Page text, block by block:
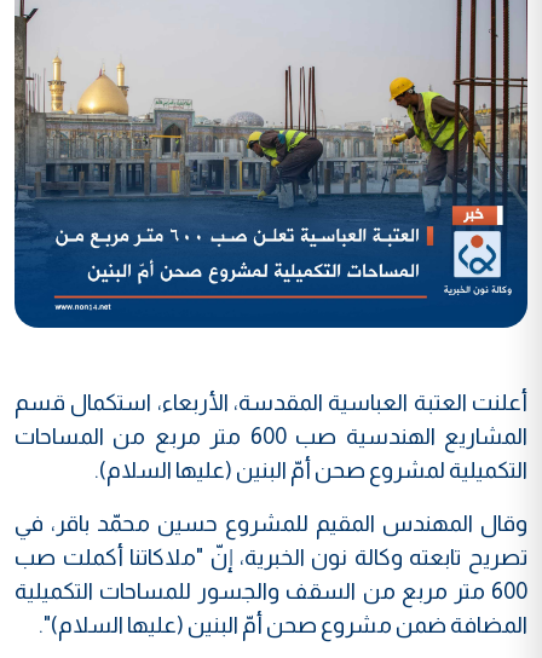
أعلنت العتبة العباسية المقدسة، الأربعاء، استكمال قسم
المشاريع الهندسية صب 600 متر مربع من المساحات
التكميلية لمشروع صحن أمّ البنين (عليها السلام).
وقال المهندس المقيم للمشروع حسين محمّد باقر، في
تصريح تابعته وكالة نون الخبرية، إنّ "ملاكاتنا أكملت صب
600 متر مربع من السقف والجسور للمساحات التكميلية
المضافة ضمن مشروع صحن أمّ البنين (عليها السلام)".